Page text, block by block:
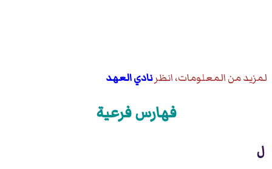
لمزيد من المعلومات، انظرنادي العهد
فهارس فرعية
ل